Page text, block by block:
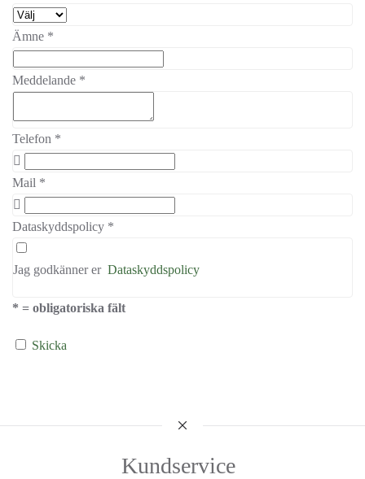
Ämne *
Meddelande *
Telefon *
Mail *
Dataskyddspolicy *
Jag godkänner er Dataskyddspolicy
* = obligatoriska fält
Skicka
Kundservice